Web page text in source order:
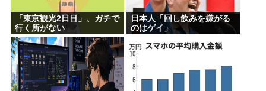
「東京観光2日目」、ガチで
行く所がない
日本人「回し飲みを嫌がる
のはゲイ」